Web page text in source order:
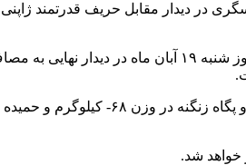
شود. عسگری در دیدار مقابل حریف قدرتمند
کاراته‌کا شایسته کشورمان در دیدار نیمه‌نهایی نیز با نتیجه ۲ بر صفر از سد «بسلان مروف» از روسیه گذشت تا به دیدار نهایی
همچنین روز گذشته نیز سجاد گنج‌زاده در وزن ۸۴+ کیلوگرم به دیدار نهایی و ذبیح‌الله پورشیب در وزن ۸۴-